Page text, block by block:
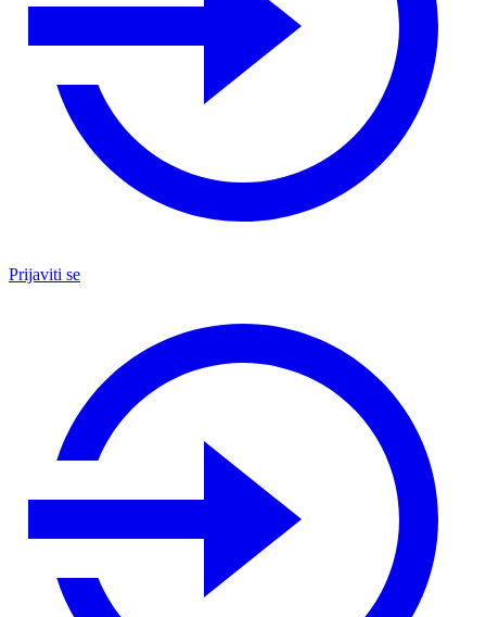
Prijaviti se